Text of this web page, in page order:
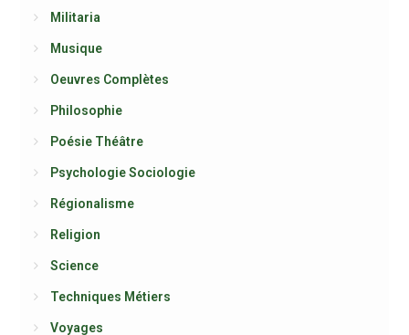
Militaria
Musique
Oeuvres Complètes
Philosophie
Poésie Théâtre
Psychologie Sociologie
Régionalisme
Religion
Science
Techniques Métiers
Voyages